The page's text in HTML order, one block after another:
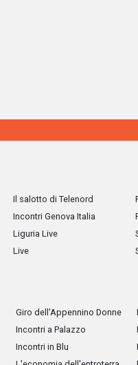
Il salotto di Telenord
Incontri Genova Italia
Liguria Live
Live
Giro dell'Appennino Donne
Incontri a Palazzo
Incontri in Blu